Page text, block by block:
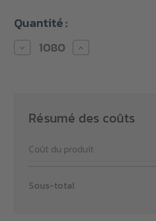
Quantité :
Diminuer
la
personnalisé
Augmenter
la
personnalisé
Résumé des coûts
Coût du produit
Sous-total